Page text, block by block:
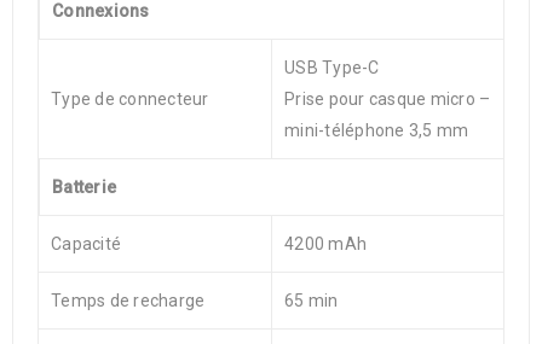
Connexions
Type de connecteur
USB Type-C
Prise pour casque micro –
mini-téléphone 3,5 mm
Batterie
Capacité 4200 mAh
Temps de recharge 65 min